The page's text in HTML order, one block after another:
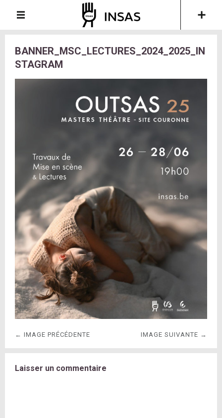
BANNER_MSC_LECTURES_2024_2025_IN
STAGRAM
← IMAGE PRÉCÉDENTE IMAGE SUIVANTE →
Laisser un commentaire